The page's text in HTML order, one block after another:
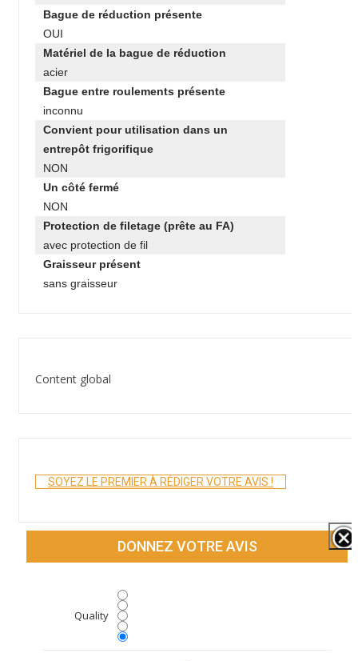
Bague de réduction présente
OUI
Matériel de la bague de réduction
acier
Bague entre roulements présente
inconnu
Convient pour utilisation dans un
entrepôt frigorifique
NON
Un côté fermé
NON
Protection de filetage (prête au FA)
avec protection de fil
Graisseur présent
sans graisseur
Content global
SOYEZ LE PREMIER À RÉDIGER VOTRE AVIS !
DONNEZ VOTRE AVIS
Quality